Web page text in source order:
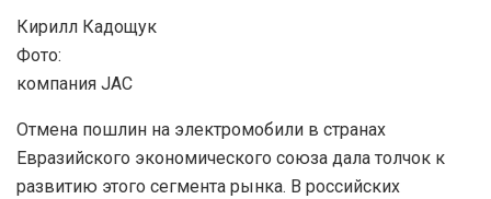
Кирилл Кадощук
Фото:
компания JAC
Отмена пошлин на электромобили в странах
Евразийского экономического союза дала толчок к
развитию этого сегмента рынка. В российских